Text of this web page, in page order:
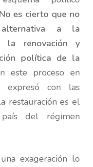
No es cierto que no
a la
la renovación y
política de la
este proceso en
expresó con las
restauración es el
del régimen
exageración lo